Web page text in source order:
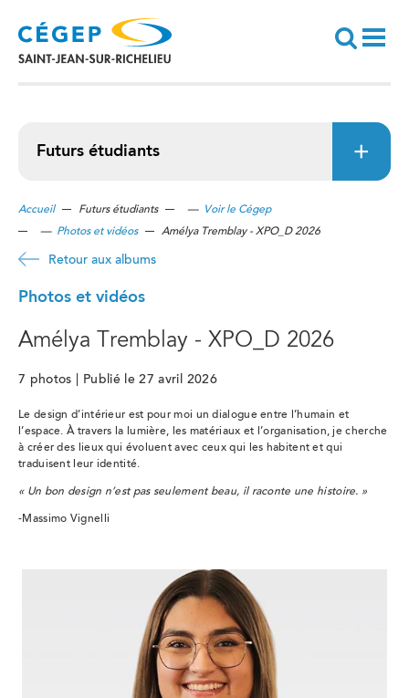
contenu
principal
Recherche
Futurs étudiants
Accueil Futurs étudiants — Voir le Cégep
— Photos et vidéos Amélya Tremblay - XPO_D 2026
Retour aux albums
Photos et vidéos
Amélya Tremblay - XPO_D 2026
7 photos | Publié le 27 avril 2026
Le design d’intérieur est pour moi un dialogue entre l’humain et
l’espace. À travers la lumière, les matériaux et l’organisation, je cherche
à créer des lieux qui évoluent avec ceux qui les habitent et qui
traduisent leur identité.
« Un bon design n’est pas seulement beau, il raconte une histoire. »
-Massimo Vignelli